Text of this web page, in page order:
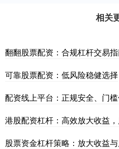
相关
翻翻股票配资：合规杠杆交易
可靠股票配资：低风险稳健选择
配资线上平台：正规安全、门
港股配资杠杆：高效放大收益
股票资金杠杆策略：放大收益